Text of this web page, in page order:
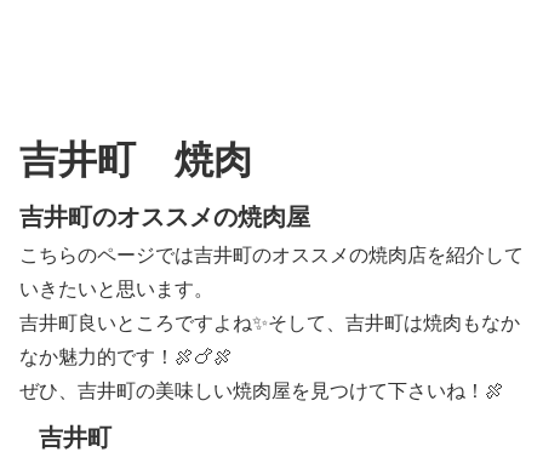
吉井町 焼肉
吉井町のオススメの焼肉屋
こちらのページでは吉井町のオススメの焼肉店を紹介して
いきたいと思います。
吉井町良いところですよね✨そして、吉井町は焼肉もなか
なか魅力的です！🍖🍗🍖
ぜひ、吉井町の美味しい焼肉屋を見つけて下さいね！🍖
吉井町